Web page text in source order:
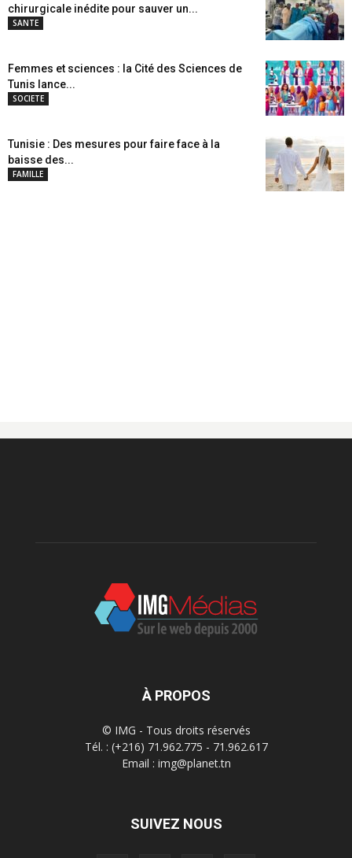
chirurgicale inédite pour sauver un...
SANTE
Femmes et sciences : la Cité des Sciences de
Tunis lance...
SOCIETE
Tunisie : Des mesures pour faire face à la
baisse des...
FAMILLE
À PROPOS
© IMG - Tous droits réservés
Tél. : (+216) 71.962.775 - 71.962.617
Email : img@planet.tn
SUIVEZ NOUS